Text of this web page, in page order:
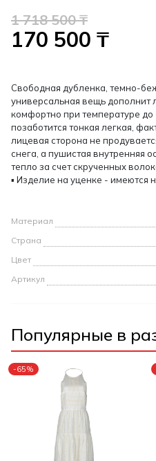
1 718 500 ₸
170 500 ₸
Свободная дубленка, темно-
универсальная вещь дополнит
комфортно при температуре до
позаботится тонкая легкая,
лицевая сторона не
снега, а пушистая внутренняя
тепло за счет скрученных
▪ Изделие на уценке - имеются
Материал
Страна
Цвет
Артикул
Популярные в
-65%